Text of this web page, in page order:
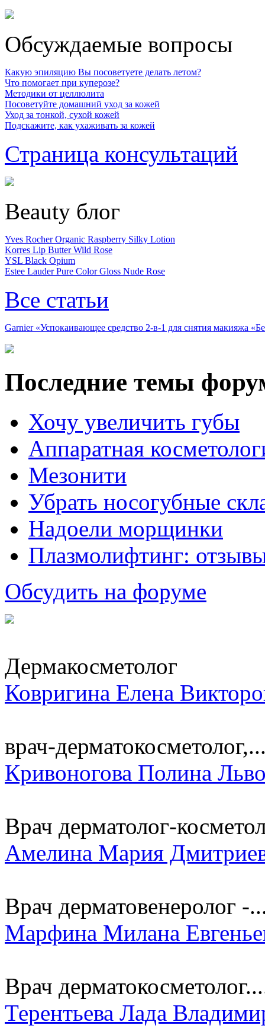
Обсуждаемые вопросы
Какую эпиляцию Вы посоветуете делать летом?
Что помогает при куперозе?
Методики от целлюлита
Посоветуйте домашний уход за кожей
Уход за тонкой, сухой кожей
Подскажите, как ухаживать за кожей
Страница консультаций
Beauty блог
Yves Rocher Organic Raspberry Silky Lotion
Korres Lip Butter Wild Rose
YSL Black Opium
Estee Lauder Pure Color Gloss Nude Rose
Все статьи
Garnier «Успокаивающее средство 2-в-1 для снятия макияжа
Последние темы
Хочу увеличить губы
Аппаратная
Мезонити
Убрать носогубные
Надоели морщинки
Плазмолифтинг:
Обсудить на форуме
Дермакосметолог
Ковригина Елена
врач-
Кривоногова Полина
Врач дерматолог-
Амелина Мария
Врач дерматовенеролог -
Марфина Милана
Врач
Терентьева Лада